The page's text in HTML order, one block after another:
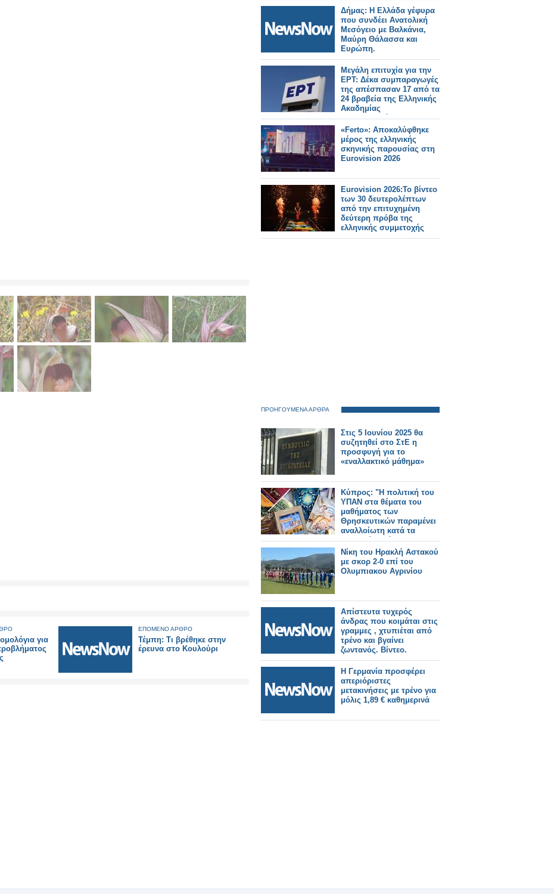
για
ΕΠΟΜΕΝΟ ΑΡΘΡΟ
Τέμπη: Τι βρέθηκε στην
έρευνα στο Κουλούρι
Δήμας: Η Ελλάδα γέφυρα
που συνδέει Ανατολική
Μεσόγειο με Βαλκάνια,
Μαύρη Θάλασσα και
Ευρώπη.
Μεγάλη επιτυχία για την
ΕΡΤ: Δέκα συμπαραγωγές
της απέσπασαν 17 από τα
24 βραβεία της Ελληνικής
Ακαδημίας
Κινηματογράφου
«Ferto»: Αποκαλύφθηκε
μέρος της ελληνικής
σκηνικής παρουσίας στη
Eurovision 2026
Eurovision 2026:Το βίντεο
των 30 δευτερολέπτων
από την επιτυχημένη
δεύτερη πρόβα της
ελληνικής συμμετοχής
ΠΡΟΗΓΟΥΜΕΝΑ ΑΡΘΡΑ
Στις 5 Ιουνίου 2025 θα
συζητηθεί στο ΣτΕ η
προσφυγή για το
«εναλλακτικό μάθημα»
Κύπρος: "Η πολιτική του
ΥΠΑΝ στα θέματα του
μαθήματος των
Θρησκευτικών παραμένει
αναλλοίωτη κατά τα
τελευταία χρόνια"
Νίκη του Ηρακλή Αστακού
με σκορ 2-0 επί του
Ολυμπιακου Αγρινίου
Απίστευτα τυχερός
άνδρας που κοιμάται στις
γραμμες , χτυπιέται από
τρένο και βγαίνει
ζωντανός. Βίντεο.
Η Γερμανία προσφέρει
απεριόριστες
μετακινήσεις με τρένο για
μόλις 1,89 € καθημερινά